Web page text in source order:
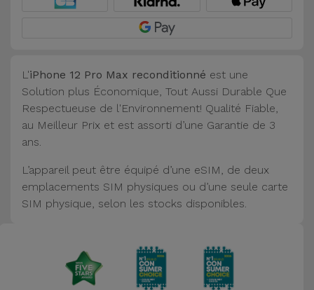
L'iPhone 12 Pro Max reconditionné est une
Solution plus Économique, Tout Aussi Durable Que
Respectueuse de l'Environnement! Qualité Fiable,
au Meilleur Prix et est assorti d’une Garantie de 3
ans.
L’appareil peut être équipé d’une eSIM, de deux
emplacements SIM physiques ou d’une seule carte
SIM physique, selon les stocks disponibles.